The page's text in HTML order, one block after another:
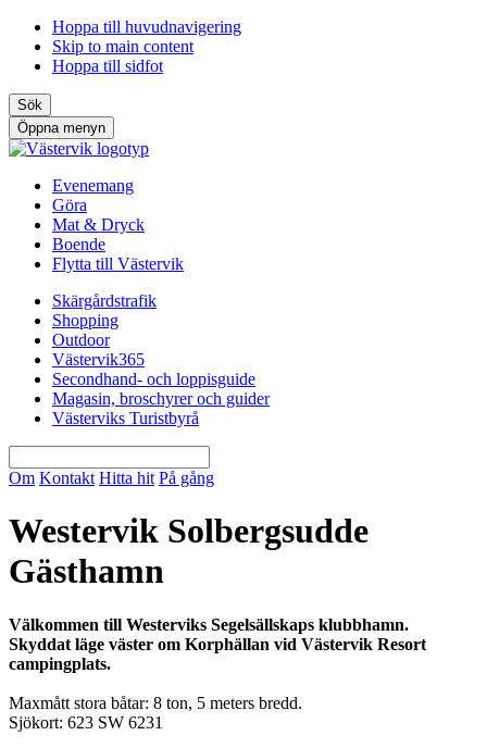
Hoppa till huvudnavigering
Skip to main content
Hoppa till sidfot
Sök
Öppna menyn
Evenemang
Göra
Mat & Dryck
Boende
Flytta till Västervik
Skärgårdstrafik
Shopping
Outdoor
Västervik365
Secondhand- och loppisguide
Magasin, broschyrer och guider
Västerviks Turistbyrå
Om Kontakt Hitta hit På gång
Westervik Solbergsudde
Gästhamn
Välkommen till Westerviks Segelsällskaps klubbhamn.
Skyddat läge väster om Korphällan vid Västervik Resort
campingplats.
Maxmått stora båtar: 8 ton, 5 meters bredd.
Sjökort: 623 SW 6231